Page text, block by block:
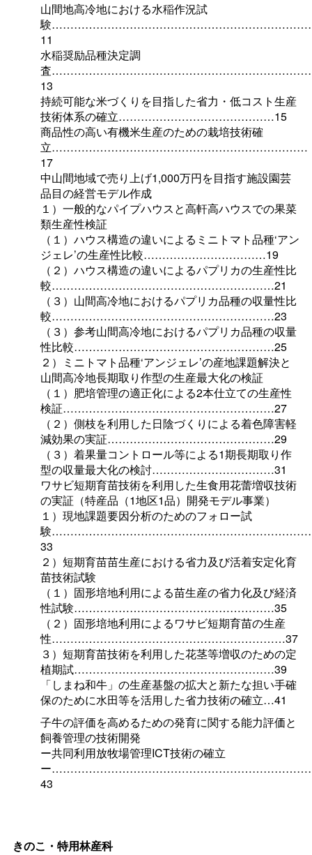
山間地高冷地における水稲作況試
験
11
水稲奨励品種決定調
査
13
持続可能な米づくりを目指した省力・低コスト生産
技術体系の確立……………………………………15
商品性の高い有機米生産のための栽培技術確
立……………………………………………………………
17
中山間地域で売り上げ1,000万円を目指す施設園芸
品目の経営モデル作成
１）一般的なパイプハウスと高軒高ハウスでの果菜
類生産性検証
（１）ハウス構造の違いによるミニトマト品種‘アン
ジェレ’の生産性比較……………………………19
（２）ハウス構造の違いによるパプリカの生産性比
較……………………………………………………21
（３）山間高冷地におけるパプリカ品種の収量性比
較……………………………………………………23
（３）参考山間高冷地におけるパプリカ品種の収量
性比較………………………………………………25
２）ミニトマト品種‘アンジェレ’の産地課題解決と
山間高冷地長期取り作型の生産最大化の検証
（１）肥培管理の適正化による2本仕立ての生産性
検証…………………………………………………27
（２）側枝を利用した日陰づくりによる着色障害軽
減効果の実証………………………………………29
（３）着果量コントロール等による1期長期取り作
型の収量最大化の検討……………………………31
ワサビ短期育苗技術を利用した生食用花蕾増収技術
の実証（特産品（1地区1品）開発モデル事業）
１）現地課題要因分析のためのフォロー試
験
33
２）短期育苗苗生産における省力及び活着安定化育
苗技術試験
（１）固形培地利用による苗生産の省力化及び経済
性試験………………………………………………35
（２）固形培地利用によるワサビ短期育苗の生産
性………………………………………………………37
３）短期育苗技術を利用した花茎等増収のための定
植期試………………………………………………39
「しまね和牛」の生産基盤の拡大と新たな担い手確
保のために水田等を活用した省力技術の確立…41
子牛の評価を高めるための発育に関する能力評価と
飼養管理の技術開発
ー共同利用放牧場管理ICT技術の確立
ー
43
きのこ・特用林産科